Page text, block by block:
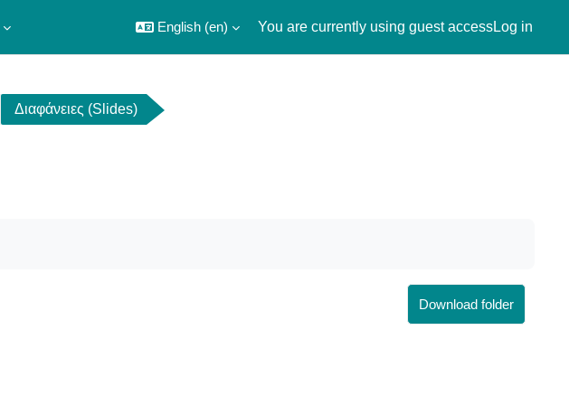
English ‎(en)‎ You are currently using guest accessLog in
Διαφάνειες (Slides)
Download folder